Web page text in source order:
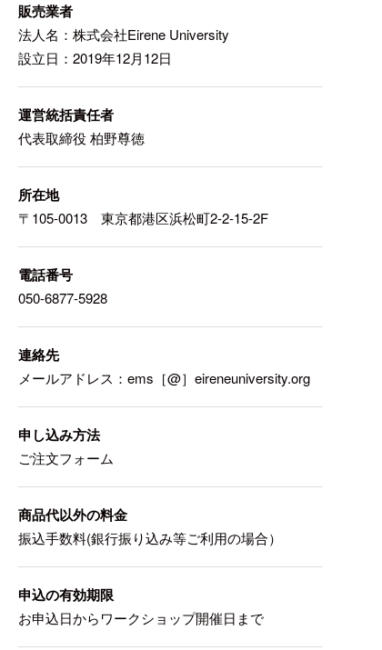
販売業者
法人名：株式会社Eirene University
設立日：2019年12月12日
運営統括責任者
代表取締役 柏野尊徳
所在地
〒105-0013 東京都港区浜松町2-2-15-2F
電話番号
050-6877-5928
連絡先
メールアドレス：ems［@］eireneuniversity.org
申し込み方法
ご注文フォーム
商品代以外の料金
振込手数料(銀行振り込み等ご利用の場合）
申込の有効期限
お申込日からワークショップ開催日まで